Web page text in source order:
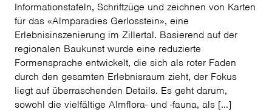
Informationstafeln, Schriftzüge und zeichnen von Karten
für das «Almparadies Gerlosstein», eine
Erlebnisinszenierung im Zillertal. Basierend auf der
regionalen Baukunst wurde eine reduzierte
Formensprache entwickelt, die sich als roter Faden
durch den gesamten Erlebnisraum zieht, der Fokus
liegt auf überraschenden Details. Es geht darum,
sowohl die vielfältige Almflora- und -fauna, als […]